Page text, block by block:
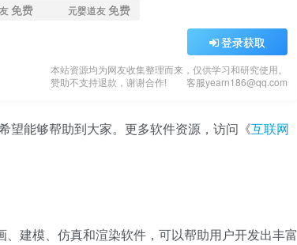
免费 元婴道友免费
登录获取
本站资源均为网友收集整理而来，仅供学习和研究使用。
赞助不支持退款，谢谢合作!
客服yearn186@qq.com
望能够帮助到大家。更多软件资源，访问《互联网
建模、仿真和渲染软件，可以帮助用户开发出丰富